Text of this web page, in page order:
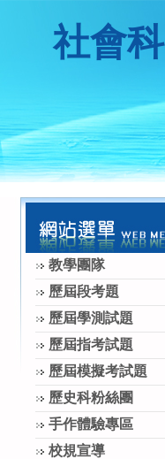
社會科
教學團隊
歷屆段考題
歷屆學測試題
歷屆指考試題
歷屆模擬考試題
歷史科粉絲團
手作體驗專區
校規宣導